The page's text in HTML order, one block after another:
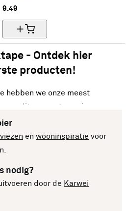
9.49
- Ontdek hier
producten!
hebben we onze meest
van dit moment voor je op een
makkelijk de specificaties
keuze te kunnen maken.
to-date, zodat je meteen op
top 10 Afplaktape en laat je
aankoop!
en wooninspiratie voor
nodig?
door de Karwei